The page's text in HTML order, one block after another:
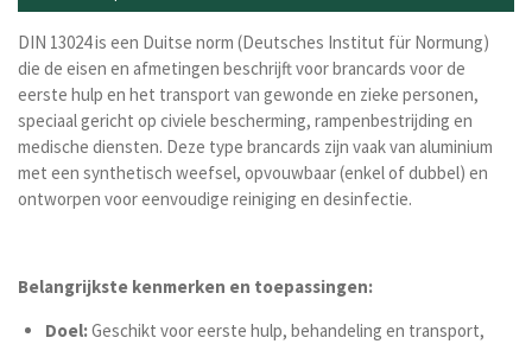
DIN 13024 is een Duitse norm (Deutsches Institut für Normung)
die de eisen en afmetingen beschrijft voorbrancards voor de
eerste hulp en het transport van gewonde en zieke personen,
speciaal gericht op civiele bescherming, rampenbestrijding en
medische diensten. Deze type brancards zijn vaak van aluminium
met een synthetisch weefsel, opvouwbaar (enkel of dubbel) en
ontworpen voor eenvoudige reiniging en desinfectie.
Belangrijkste kenmerken en toepassingen:
Doel:Geschikt voor eerste hulp, behandeling en transport,